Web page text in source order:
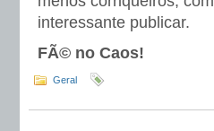
interessante publicar.
FÃ© no Caos!
Geral